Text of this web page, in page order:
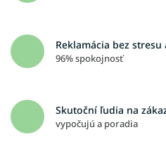
Reklamácia bez
96% spokojnosť
Skutoční ľudia na
vypočujú a poradia